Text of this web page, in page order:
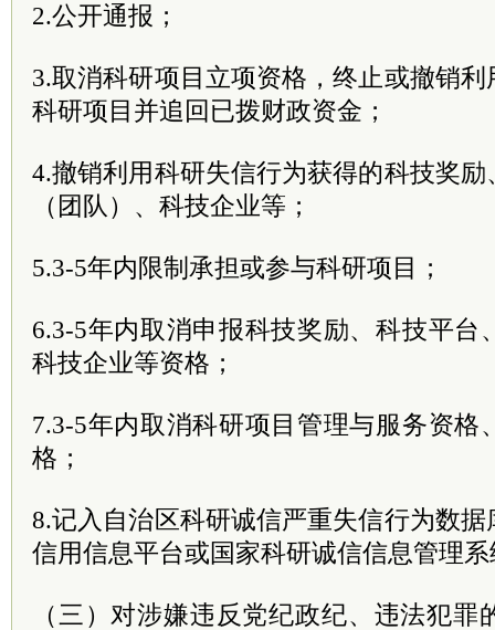
2.公开通报；
3.取消科研项目立项资格，终止或撤销
科研项目并追回已拨财政资金；
4.撤销利用科研失信行为获得的科技奖
（团队）、科技企业等；
5.3-5年内限制承担或参与科研项目；
6.3-5年内取消申报科技奖励、科技平台
科技企业等资格；
7.3-5年内取消科研项目管理与服务资格
格；
8.记入自治区科研诚信严重失信行为数
信用信息平台或国家科研诚信信息管理
（三）对涉嫌违反党纪政纪、违法犯罪